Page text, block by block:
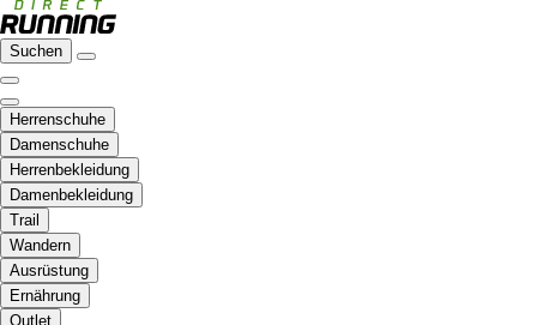
Suchen
Herrenschuhe
Damenschuhe
Herrenbekleidung
Damenbekleidung
Trail
Wandern
Ausrüstung
Ernährung
Outlet